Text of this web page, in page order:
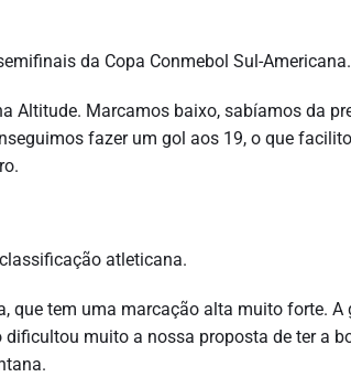
da Copa Conmebol Sul-Americana.
Altitude. Marcamos baixo, sabíamos da
fazer um gol aos 19, o que
atleticana.
que tem uma marcação alta muito forte. A
muito a nossa proposta de ter a